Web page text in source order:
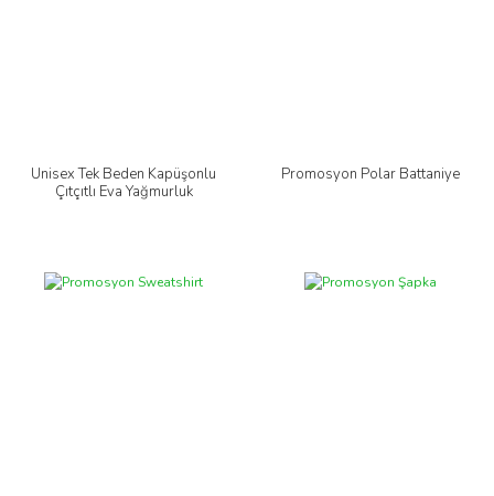
Unisex Tek Beden Kapüşonlu
Çıtçıtlı Eva Yağmurluk
Promosyon Polar Battaniye